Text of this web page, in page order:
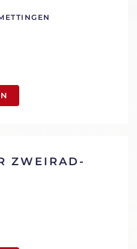
ZWEIRAD-